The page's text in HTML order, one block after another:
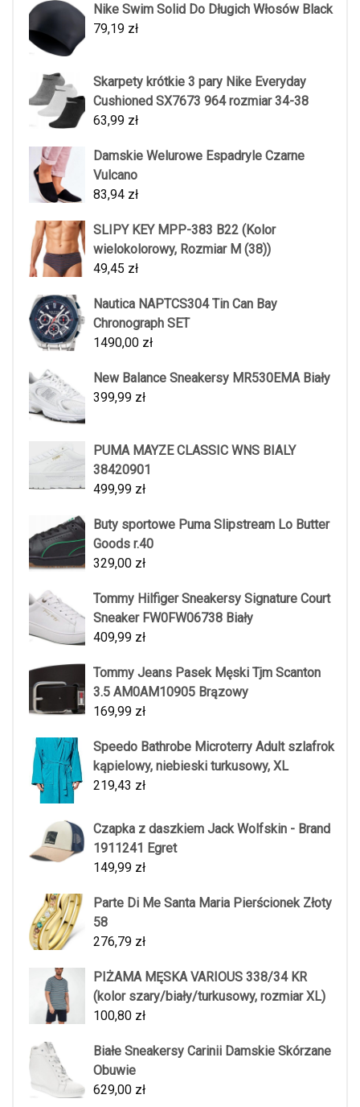
Nike Swim Solid Do Długich Włosów Black
79,19 zł
Skarpety krótkie 3 pary Nike Everyday
Cushioned SX7673 964 rozmiar 34-38
63,99 zł
Damskie Welurowe Espadryle Czarne
Vulcano
83,94 zł
SLIPY KEY MPP-383 B22 (Kolor
wielokolorowy, Rozmiar M (38))
49,45 zł
Nautica NAPTCS304 Tin Can Bay
Chronograph SET
1490,00 zł
New Balance Sneakersy MR530EMA Biały
399,99 zł
PUMA MAYZE CLASSIC WNS BIALY
38420901
499,99 zł
Buty sportowe Puma Slipstream Lo Butter
Goods r.40
329,00 zł
Tommy Hilfiger Sneakersy Signature Court
Sneaker FW0FW06738 Biały
409,99 zł
Tommy Jeans Pasek Męski Tjm Scanton
3.5 AM0AM10905 Brązowy
169,99 zł
Speedo Bathrobe Microterry Adult szlafrok
kąpielowy, niebieski turkusowy, XL
219,43 zł
Czapka z daszkiem Jack Wolfskin - Brand
1911241 Egret
149,99 zł
Parte Di Me Santa Maria Pierścionek Złoty
58
276,79 zł
PIŻAMA MĘSKA VARIOUS 338/34 KR
(kolor szary/biały/turkusowy, rozmiar XL)
100,80 zł
Białe Sneakersy Carinii Damskie Skórzane
Obuwie
629,00 zł